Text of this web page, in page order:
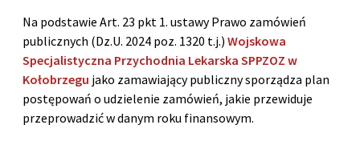
Na podstawie Art. 23 pkt 1. ustawy Prawo zamówień
publicznych (Dz.U. 2024 poz. 1320 t.j.) Wojskowa
Specjalistyczna Przychodnia Lekarska SPPZOZ w
Kołobrzegu jako zamawiający publiczny sporządza plan
postępowań o udzielenie zamówień, jakie przewiduje
przeprowadzić w danym roku finansowym.